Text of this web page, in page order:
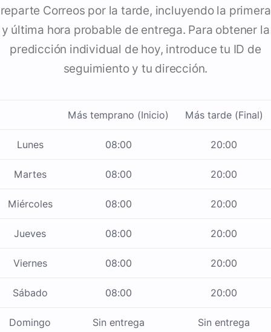
reparte Correos por la tarde, incluyendo la primera
y última hora probable de entrega. Para obtener la
predicción individual de hoy, introduce tu ID de
seguimiento y tu dirección.
Más temprano (Inicio) Más tarde (Final)
Lunes 08:00 20:00
Martes 08:00 20:00
Miércoles 08:00 20:00
Jueves 08:00 20:00
Viernes 08:00 20:00
Sábado 08:00 20:00
Domingo Sin entrega Sin entrega